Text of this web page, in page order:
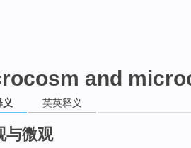
and
义 英英释义
与微观